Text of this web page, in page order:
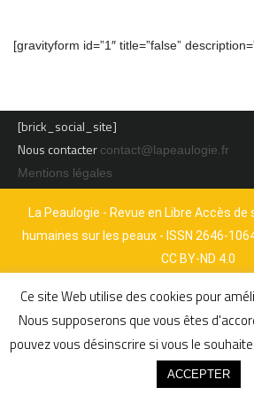
[gravityform id=”1″ title=”false”
[brick_social_site]
Nous contacter contact@lapeaulogie.fr
Mentions légales
La Peaulogie - Revue en Libre Accès
humaines sur les peaux - ISSN 2646-
CC BY-ND 4.0
Ce site Web utilise des cookies pour
Nous supposerons que vous êtes
pouvez vous désinscrire si vous le
ACCEPTER